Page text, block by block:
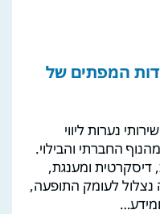
המפתים של
נערות ליווי
החברתי והבילוי.
דיסקרטית ומענגת,
לעומק התופעה,